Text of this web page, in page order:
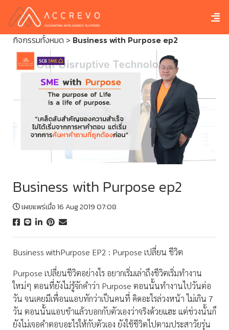
กิจกรรมทั้งหมด > Business with Purpose ep2
Business with Purpose ep2
เผยแพร่เมื่อ 16 Aug 2019 07:08
Business withPurpose EP2 : Purpose เปลี่ยน ชีวิต
Purpose เปลี่ยนชีวิตอย่างไร อยากเริ่มเล่าถึงชีวิตเริ่มทำงาน
ใหม่ๆ ตอนที่ยังไม่รู้จักคำว่า Purpose ตอนนั้นทำงานไปวันต่อ
วัน จนเคยมีเพื่อนแอบทักว่าเป็นคนที่ คิดอะไรล่วงหน้า ไม่เกิน 7
วัน ตอนนั้นแอบขำแล้วบอกกับตัวเองว่าจริงด้วยแฮะ แต่ช่วงนั้นก็
ยังไม่เจอคำตอบอะไรให้กับตัวเอง ยังใช้ชีวิตไปตามประสาวัยรุ่น